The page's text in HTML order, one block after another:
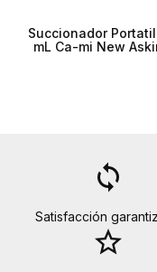
Succionador
mL Ca-mi New
loop
Satisfacción
star_border